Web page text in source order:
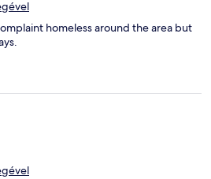
homeless around the area but